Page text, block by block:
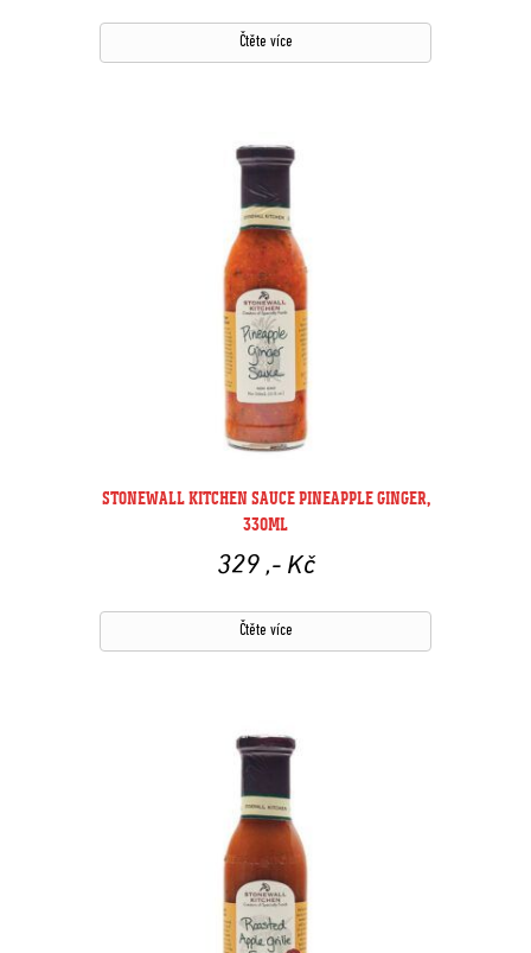
Čtěte více
STONEWALL KITCHEN SAUCE PINEAPPLE GINGER,
330ML
329 ,- Kč
Čtěte více